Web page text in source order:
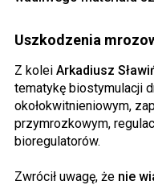
Uszkodzenia
Z kolei Arkadiusz
tematykę biostymulacji
okołokwitnieniowym,
przymrozkowym,
bioregulatorów.
Zwrócił uwagę, że nie